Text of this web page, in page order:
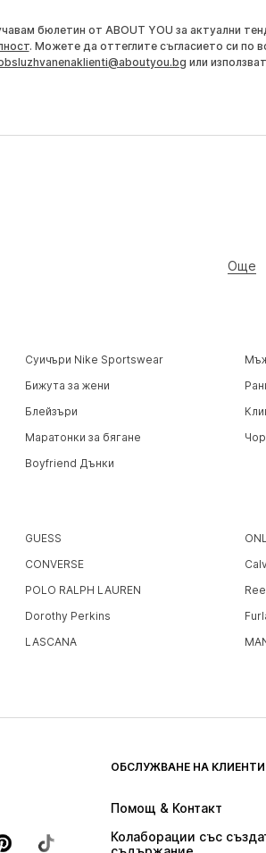
бюлетин от ABOUT YOU за актуални
. Можете да оттеглите съгласието си по
или
Суичъри Nike Sportswear
Бижута за жени
Блейзъри
Маратонки за бягане
Boyfriend Дънки
GUESS
CONVERSE
POLO RALPH LAUREN
Dorothy Perkins
LASCANA
ОБСЛУЖВАНЕ НА КЛИЕНТИ
Помощ & Контакт
Колаборации със
Още